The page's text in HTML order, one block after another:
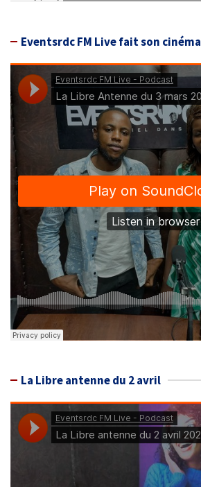
Eventsrdc FM Live fait son cinéma
La Libre antenne du 2 avril